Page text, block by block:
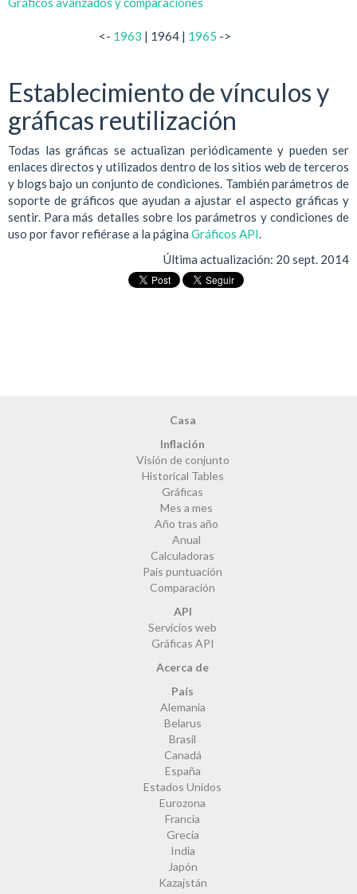
<- 1963 | 1964 | 1965 ->
Establecimiento de vínculos y
gráficas reutilización
Todas las gráficas se actualizan periódicamente y pueden ser
enlaces directos y utilizados dentro de los sitios web de terceros
y blogs bajo un conjunto de condiciones. También parámetros de
soporte de gráficos que ayudan a ajustar el aspecto gráficas y
sentir. Para más detalles sobre los parámetros y condiciones de
uso por favor refiérase a la página Gráficos API.
Última actualización: 20 sept. 2014
Casa
Inflación
Visión de conjunto
Historical Tables
Gráficas
Mes a mes
Año tras año
Anual
Calculadoras
País puntuación
Comparación
API
Servicios web
Gráficas API
Acerca de
País
Alemania
Belarus
Brasil
Canadá
España
Estados Unidos
Eurozona
Francia
Grecia
India
Japón
Kazajstán